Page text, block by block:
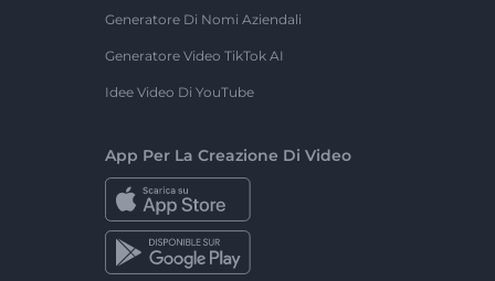
Generatore Di Nomi Aziendali
Generatore Video TikTok AI
Idee Video Di YouTube
App Per La Creazione Di Video